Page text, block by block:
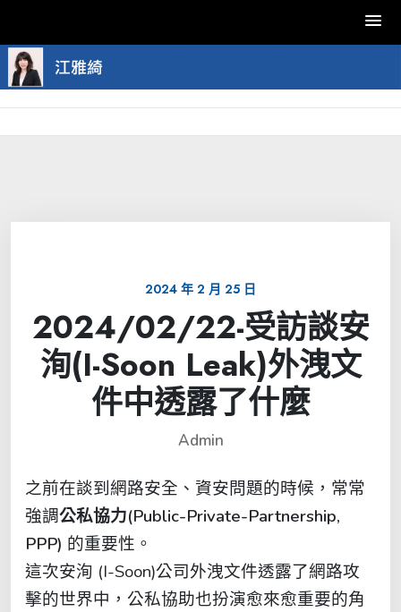
Skip
to
content
2024 年 2 月 25 日
2024/02/22-受訪談安
洵(I-Soon Leak)外洩文
件中透露了什麼
Admin
之前在談到網路安全、資安問題的時候，常常
強調公私協力(Public-Private-Partnership,
PPP) 的重要性。
這次安洵 (I-Soon)公司外洩文件透露了網路攻
擊的世界中，公私協助也扮演愈來愈重要的角